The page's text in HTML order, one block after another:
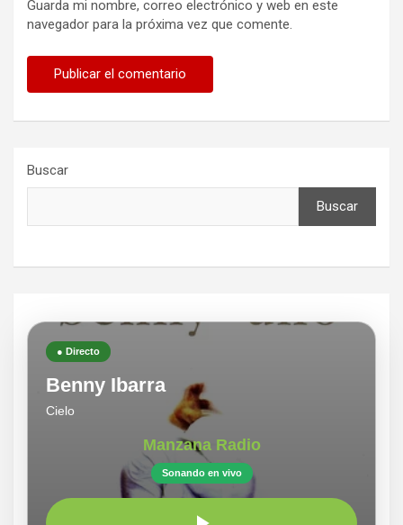
Guarda mi nombre, correo electrónico y web en este
navegador para la próxima vez que comente.
Buscar
Buscar
● Directo
Benny Ibarra
Cielo
Manzana Radio
Sonando en vivo